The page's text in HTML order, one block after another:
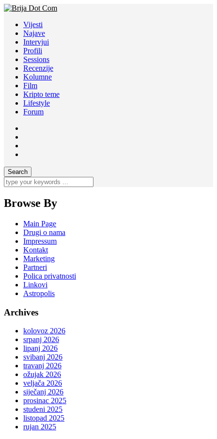
Vijesti
Najave
Intervjui
Profili
Sessions
Recenzije
Kolumne
Film
Kripto teme
Lifestyle
Forum
Browse By
Main Page
Drugi o nama
Impressum
Kontakt
Marketing
Partneri
Polica privatnosti
Linkovi
Astropolis
Archives
kolovoz 2026
srpanj 2026
lipanj 2026
svibanj 2026
travanj 2026
ožujak 2026
veljača 2026
siječanj 2026
prosinac 2025
studeni 2025
listopad 2025
rujan 2025